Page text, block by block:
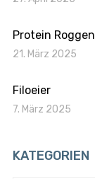
Protein
21. März 2025
Filoeier
7. März 2025
KATEGORIEN